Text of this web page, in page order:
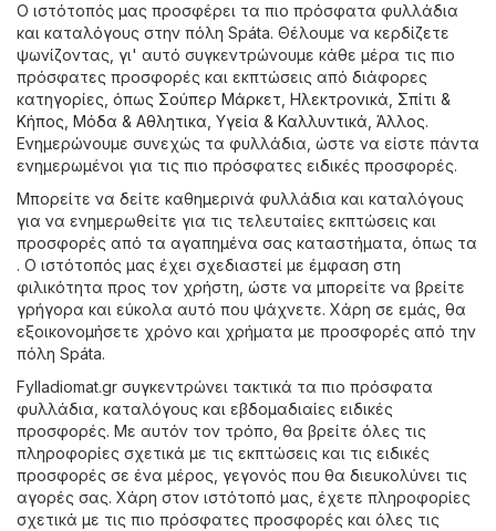
Ο ιστότοπός μας προσφέρει τα πιο πρόσφατα φυλλάδια
και καταλόγους στην πόλη Spáta. Θέλουμε να κερδίζετε
ψωνίζοντας, γι' αυτό συγκεντρώνουμε κάθε μέρα τις πιο
πρόσφατες προσφορές και εκπτώσεις από διάφορες
κατηγορίες, όπως Σούπερ Μάρκετ Hλεκτρονικά Σπίτι &
Κήπος Μόδα & Aθλητικα Υγεία & Καλλυντικά Άλλος.
Ενημερώνουμε συνεχώς τα φυλλάδια, ώστε να είστε πάντα
ενημερωμένοι για τις πιο πρόσφατες ειδικές προσφορές.
Μπορείτε να δείτε καθημερινά φυλλάδια και καταλόγους
για να ενημερωθείτε για τις τελευταίες εκπτώσεις και
προσφορές από τα αγαπημένα σας καταστήματα, όπως τα
. Ο ιστότοπός μας έχει σχεδιαστεί με έμφαση στη
φιλικότητα προς τον χρήστη, ώστε να μπορείτε να βρείτε
γρήγορα και εύκολα αυτό που ψάχνετε. Χάρη σε εμάς, θα
εξοικονομήσετε χρόνο και χρήματα με προσφορές από την
πόλη Spáta.
Fylladiomat.gr συγκεντρώνει τακτικά τα πιο πρόσφατα
φυλλάδια, καταλόγους και εβδομαδιαίες ειδικές
προσφορές. Με αυτόν τον τρόπο, θα βρείτε όλες τις
πληροφορίες σχετικά με τις εκπτώσεις και τις ειδικές
προσφορές σε ένα μέρος, γεγονός που θα διευκολύνει τις
αγορές σας. Χάρη στον ιστότοπό μας, έχετε πληροφορίες
σχετικά με τις πιο πρόσφατες προσφορές και όλες τις